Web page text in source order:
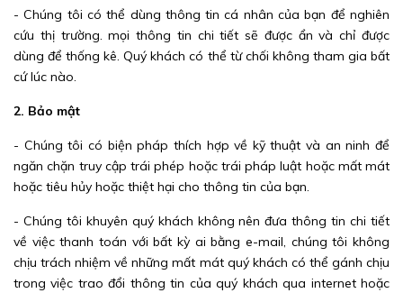
- Chúng tôi có thể dùng thông tin cá nhân của bạn để nghiên
cứu thị trường. mọi thông tin chi tiết sẽ được ẩn và chỉ được
dùng để thống kê. Quý khách có thể từ chối không tham gia bất
cứ lúc nào.
2. Bảo mật
- Chúng tôi có biện pháp thích hợp về kỹ thuật và an ninh để
ngăn chặn truy cập trái phép hoặc trái pháp luật hoặc mất mát
hoặc tiêu hủy hoặc thiệt hại cho thông tin của bạn.
- Chúng tôi khuyên quý khách không nên đưa thông tin chi tiết
về việc thanh toán với bất kỳ ai bằng e-mail, chúng tôi không
chịu trách nhiệm về những mất mát quý khách có thể gánh chịu
trong việc trao đổi thông tin của quý khách qua internet hoặc